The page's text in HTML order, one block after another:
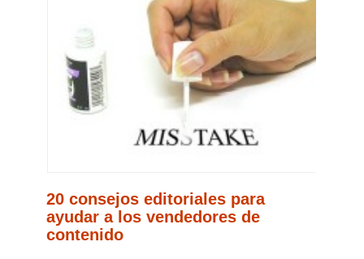
20 consejos editoriales para
ayudar a los vendedores de
contenido